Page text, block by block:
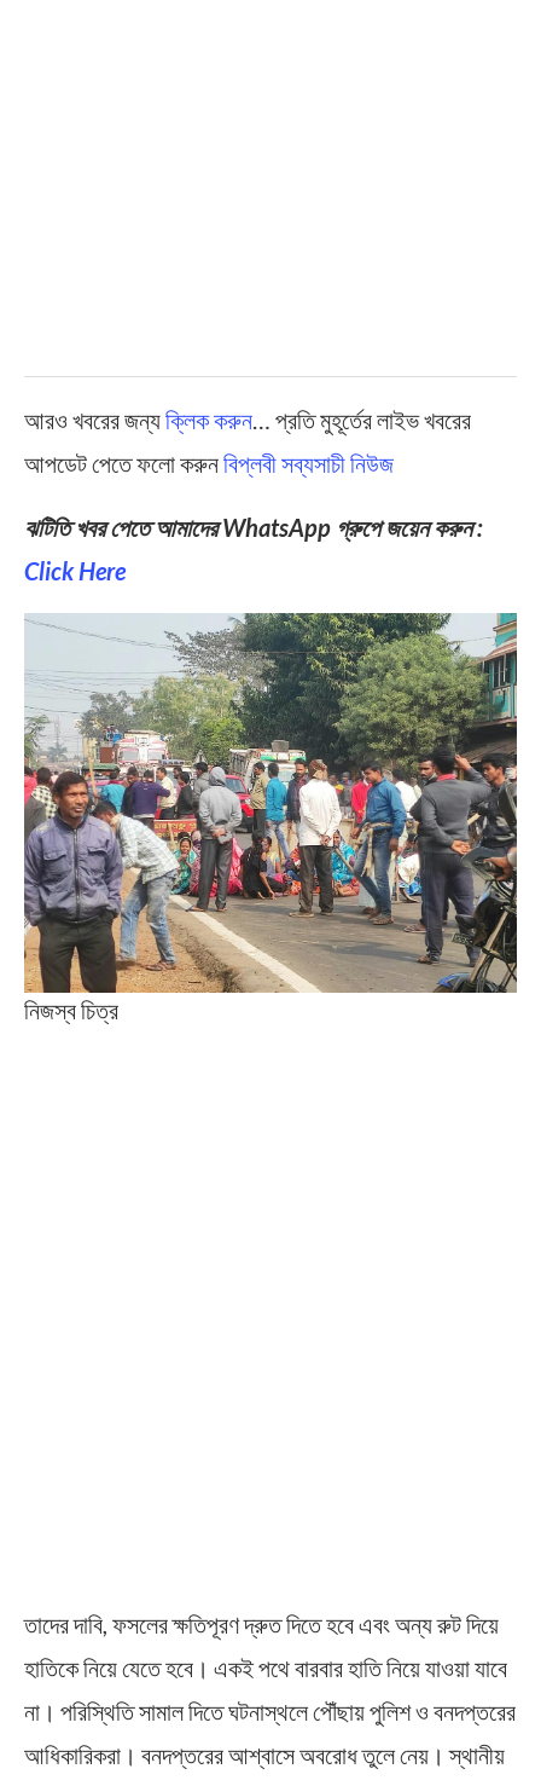
আরও খবরের জন্যক্লিক করুন … প্রতি মুহূর্তের লাইভ খবরের
আপডেট পেতে ফলো করুনবিপ্লবী সব্যসাচী নিউজ
ঝটিতি খবর পেতে আমাদের WhatsApp গ্রুপে জয়েন করুন :
Click Here
নিজস্ব চিত্র
তাদের দাবি, ফসলের ক্ষতিপূরণ দ্রুত দিতে হবে এবং অন্য রুট দিয়ে
হাতিকে নিয়ে যেতে হবে। একই পথে বারবার হাতি নিয়ে যাওয়া যাবে
না। পরিস্থিতি সামাল দিতে ঘটনাস্থলে পৌঁছায় পুলিশ ও বনদপ্তরের
আধিকারিকরা। বনদপ্তরের আশ্বাসে অবরোধ তুলে নেয়। স্থানীয়